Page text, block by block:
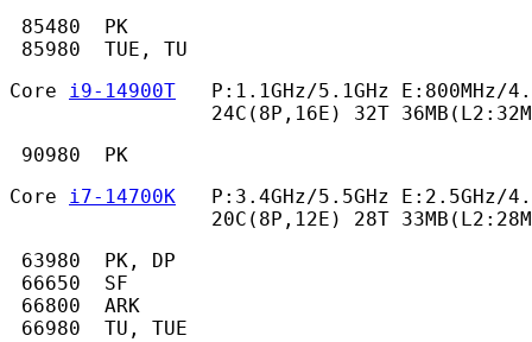
85480  PK
85980  TUE, TU
Core i9-14900T
P:1.1GHz/5.1GHz E:800MHz/
24C(8P,16E) 32T
90980  PK
Core i7-14700K
P:3.4GHz/5.5GHz E:2.5GHz/
20C(8P,12E) 28T
63980  PK, DP
66650  SF
66800  ARK
66980  TU, TUE